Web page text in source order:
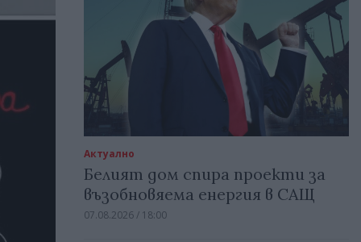
Актуално
Белият дом спира проекти за
възобновяема енергия в САЩ
07.08.2026 / 18:00